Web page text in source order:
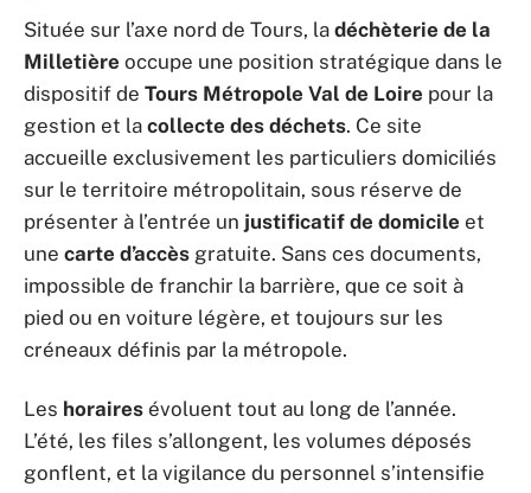
Située sur l’axe nord de Tours, la déchèterie de la
Milletière occupe une position stratégique dans le
dispositif de Tours Métropole Val de Loire pour la
gestion et la collecte des déchets. Ce site
accueille exclusivement les particuliers domiciliés
sur le territoire métropolitain, sous réserve de
présenter à l’entrée un justificatif de domicile et
une carte d’accès gratuite. Sans ces documents,
impossible de franchir la barrière, que ce soit à
pied ou en voiture légère, et toujours sur les
créneaux définis par la métropole.
Les horaires évoluent tout au long de l’année.
L’été, les files s’allongent, les volumes déposés
gonflent, et la vigilance du personnel s’intensifie